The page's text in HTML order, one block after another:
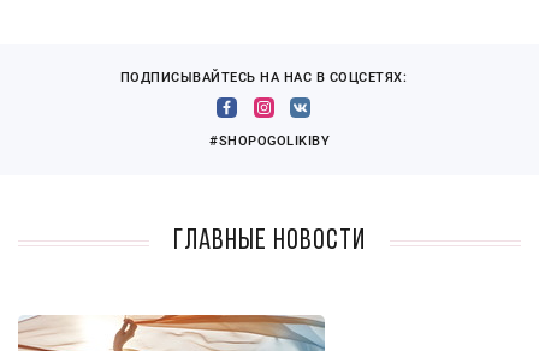
ПОДПИСЫВАЙТЕСЬ НА НАС В СОЦСЕТЯХ:
#SHOPOGOLIKIBY
Главные новости